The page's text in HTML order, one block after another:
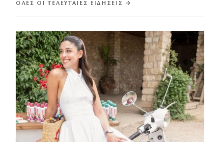
ΌΛΕΣ ΟΙ ΤΕΛΕΥΤΑΊΕΣ ΕΙΔΉΣΕΙΣ →